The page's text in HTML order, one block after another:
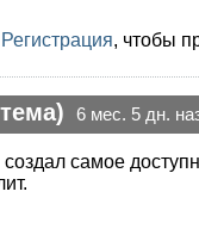
Регистрация, чтобы
6 мес. 5 дн.
самое